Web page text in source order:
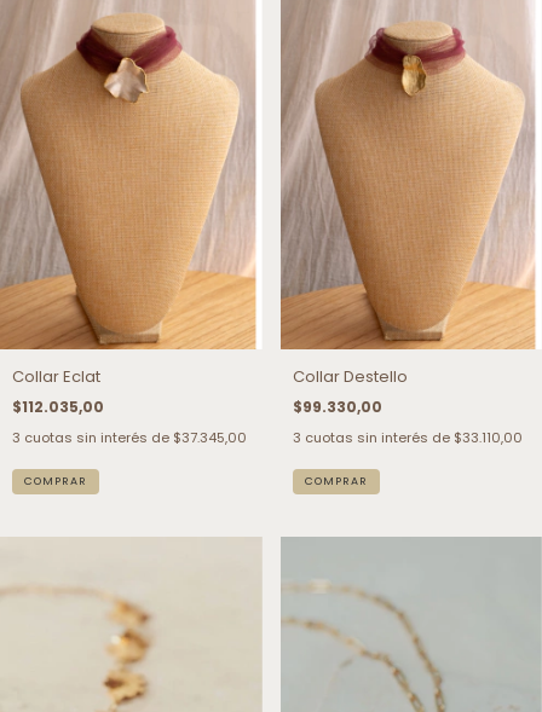
Collar Eclat
$112.035,00
3 cuotas sin interés de $37.345,00
COMPRAR
Collar Destello
$99.330,00
3 cuotas sin interés de $33.110,00
COMPRAR